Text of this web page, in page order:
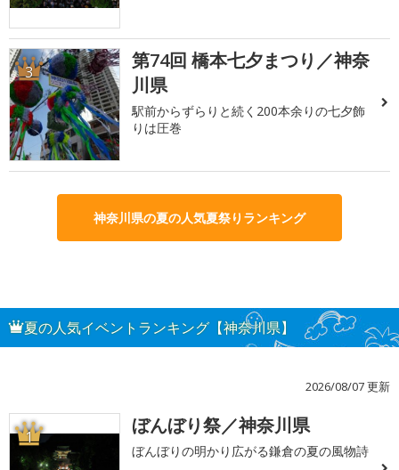
3
第74回 橋本七夕まつり／神奈
川県
駅前からずらりと続く200本余りの七夕飾
りは圧巻
神奈川県の夏の人気夏祭りランキング
夏の人気イベントランキング【神奈川県】
2026/08/07 更新
1 ぼんぼり祭／神奈川県
ぼんぼりの明かり広がる鎌倉の夏の風物詩